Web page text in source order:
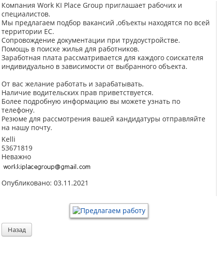
Компания Work KI Place Group приглашает рабочих и
специалистов.
Мы предлагаем подбор вакансий ,объекты находятся по всей
территории ЕС.
Сопровождение документации при трудоустройстве.
Помощь в поиске жилья для работников.
Заработная плата рассматривается для каждого соискателя
индивидуально в зависимости от выбранного объекта.
От вас желание работать и зарабатывать.
Наличие водительских прав приветствуется.
Более подробную информацию вы можете узнать по
телефону.
Резюме для рассмотрения вашей кандидатуры отправляйте
на нашу почту.
Kelli
53671819
Неважно
Опубликовано: 03.11.2021
Назад